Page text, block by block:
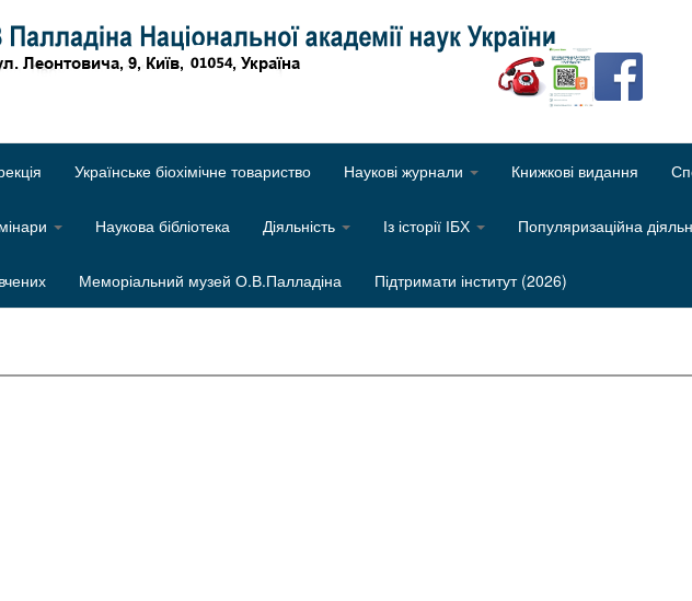
Оберіть свою мову
Українське біохімічне товариство Наукові журнали Книжкові видання
Наукова бібліотека Діяльність Із історії ІБХ Популяризаційна
Меморіальний музей О.В.Палладіна Підтримати інститут (2026)